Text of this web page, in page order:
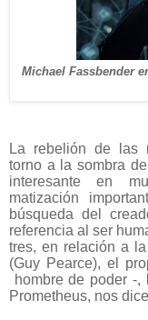
Michael Fassbender
La rebelión de las
torno a la sombra
interesante en
matización
búsqueda del
referencia al ser
tres, en relación a
(Guy Pearce), el
hombre de poder -
Prometheus, nos